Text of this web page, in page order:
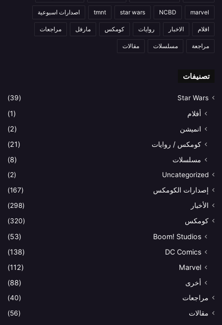
marvel
NCBD
star wars
tmnt اصدارات اسبوعية
افلام الاخبار روايات كومكس مارفل مراجعات
مراجعة مسلسلات مقالات
تصنيفات
Star Wars
(39)
أفلام
(1)
انميشن
(2)
كومكس / روايات
(21)
مسلسلات
(8)
Uncategorized
(2)
إصدارات الكومكس
(167)
الأخبار
(298)
كومكس
(320)
Boom! Studios
(53)
DC Comics
(138)
Marvel
(112)
أخرى
(88)
مراجعات
(40)
مقالات
(56)